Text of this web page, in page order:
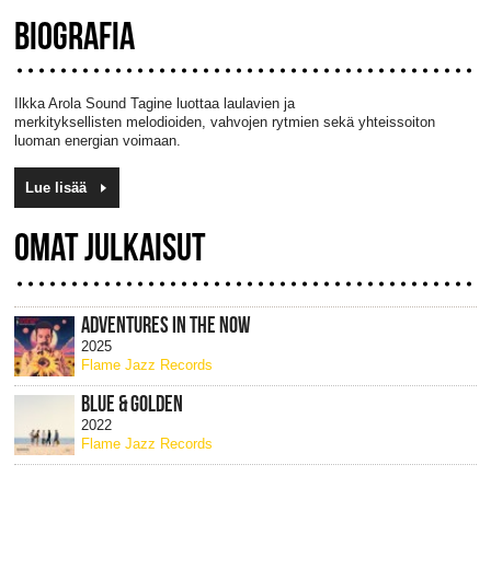
BIOGRAFIA
Ilkka Arola Sound Tagine luottaa laulavien ja
merkityksellisten melodioiden, vahvojen rytmien sekä yhteissoiton
luoman energian voimaan.
Lue lisää
OMAT JULKAISUT
ADVENTURES IN THE NOW
2025
Flame Jazz Records
BLUE & GOLDEN
2022
Flame Jazz Records